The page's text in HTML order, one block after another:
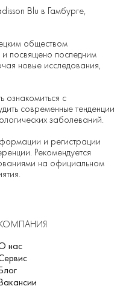
Blu в Гамбурге,
обществом
посвящено последним
новые исследования,
ознакомиться с
современные тенденции
заболеваний.
и регистрации
Рекомендуется
на официальном
нас